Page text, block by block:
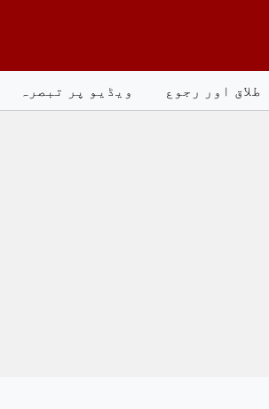
طلاق اور رجوع ویڈیو پر تبصرہ